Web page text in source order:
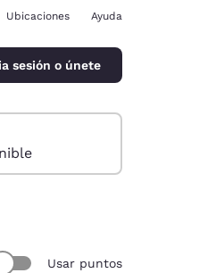
Ubicaciones Ayuda
sesión o únete
Usar puntos